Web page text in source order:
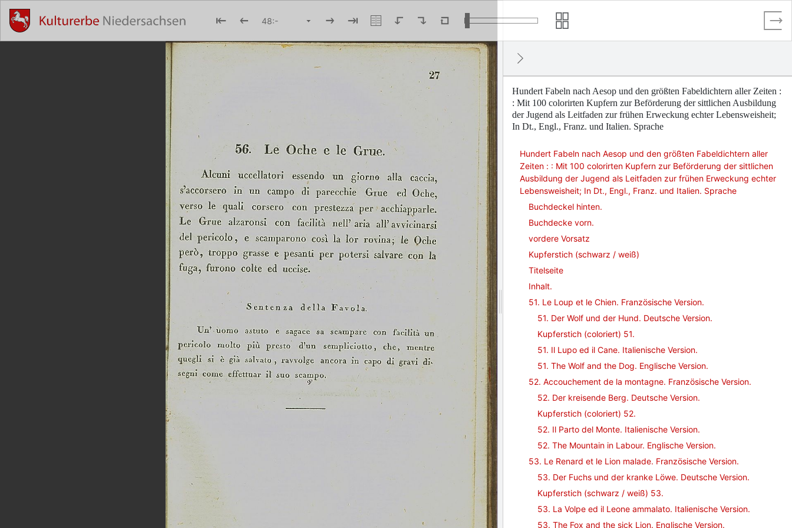
Hundert Fabeln nach Aesop und den größten Fabeldichtern aller Zeiten :
: Mit 100 colorirten Kupfern zur Beförderung der sittlichen Ausbildung
der Jugend als Leitfaden zur frühen Erweckung echter Lebensweisheit;
In Dt., Engl., Franz. und Italien. Sprache
Hundert Fabeln nach Aesop und den größten Fabeldichtern aller
Zeiten : : Mit 100 colorirten Kupfern zur Beförderung der sittlichen
Ausbildung der Jugend als Leitfaden zur frühen Erweckung echter
Lebensweisheit; In Dt., Engl., Franz. und Italien. Sprache
Buchdeckel hinten.
Buchdecke vorn.
vordere Vorsatz
Kupferstich (schwarz / weiß)
Titelseite
Inhalt.
51. Le Loup et le Chien. Französische Version.
51. Der Wolf und der Hund. Deutsche Version.
Kupferstich (coloriert) 51.
51. Il Lupo ed il Cane. Italienische Version.
51. The Wolf and the Dog. Englische Version.
52. Accouchement de la montagne. Französische Version.
52. Der kreisende Berg. Deutsche Version.
Kupferstich (coloriert) 52.
52. Il Parto del Monte. Italienische Version.
52. The Mountain in Labour. Englische Version.
53. Le Renard et le Lion malade. Französische Version.
53. Der Fuchs und der kranke Löwe. Deutsche Version.
Kupferstich (schwarz / weiß) 53.
53. La Volpe ed il Leone ammalato. Italienische Version.
53. The Fox and the sick Lion. Englische Version.